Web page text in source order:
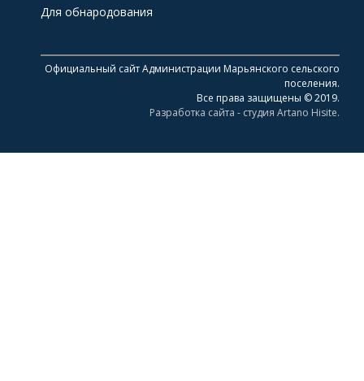
Для обнародования
Официальный сайт Администрации Марьянского сельского
поселения.
Все права защищены © 2019.
Разработка сайта - студия Artano Hisite.